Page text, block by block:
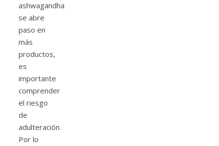
ashwagandha
se abre
paso en
más
productos,
es
importante
comprender
el riesgo
de
adulteración.
Por lo